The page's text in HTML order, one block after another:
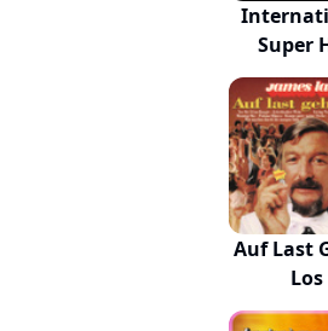
Super
Auf Last
Los